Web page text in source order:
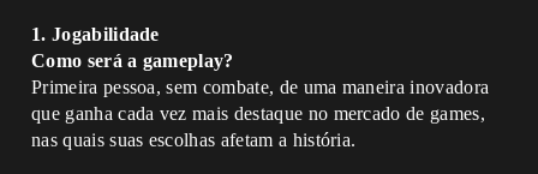
1. Jogabilidade
Como será a gameplay?
Primeira pessoa, sem combate, de uma maneira inovadora
que ganha cada vez mais destaque no mercado de games,
nas quais suas escolhas afetam a história.